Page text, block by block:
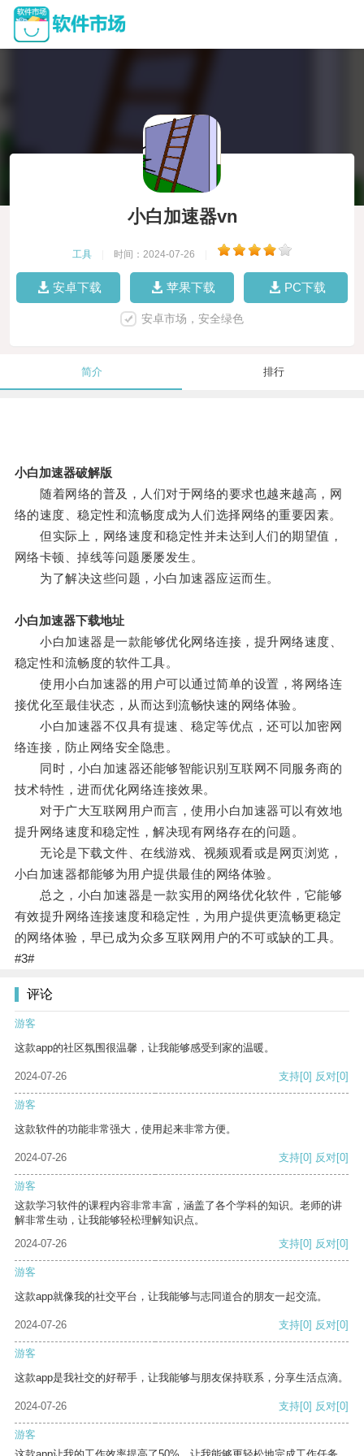
小白加速器vn
工具 时间：2024-07-26
安卓下载 苹果下载 PC下载
安卓市场，安全绿色
简介 排行
小白加速器破解版
随着网络的普及，人们对于网络的要求也越来越高，网
络的速度、稳定性和流畅度成为人们选择网络的重要因素。
但实际上，网络速度和稳定性并未达到人们的期望值，
网络卡顿、掉线等问题屡屡发生。
为了解决这些问题，小白加速器应运而生。
小白加速器下载地址
小白加速器是一款能够优化网络连接，提升网络速度、
稳定性和流畅度的软件工具。
使用小白加速器的用户可以通过简单的设置，将网络连
接优化至最佳状态，从而达到流畅快速的网络体验。
小白加速器不仅具有提速、稳定等优点，还可以加密网
络连接，防止网络安全隐患。
同时，小白加速器还能够智能识别互联网不同服务商的
技术特性，进而优化网络连接效果。
对于广大互联网用户而言，使用小白加速器可以有效地
提升网络速度和稳定性，解决现有网络存在的问题。
无论是下载文件、在线游戏、视频观看或是网页浏览，
小白加速器都能够为用户提供最佳的网络体验。
总之，小白加速器是一款实用的网络优化软件，它能够
有效提升网络连接速度和稳定性，为用户提供更流畅更稳定
的网络体验，早已成为众多互联网用户的不可或缺的工具。
#3#
评论
游客
这款app的社区氛围很温馨，让我能够感受到家的温暖。
2024-07-26 支持[0] 反对[0]
游客
这款软件的功能非常强大，使用起来非常方便。
2024-07-26 支持[0] 反对[0]
游客
这款学习软件的课程内容非常丰富，涵盖了各个学科的知识。老师的讲
解非常生动，让我能够轻松理解知识点。
2024-07-26
支持[0] 反对[0]
游客
这款app就像我的社交平台，让我能够与志同道合的朋友一起交流。
2024-07-26 支持[0] 反对[0]
游客
这款app是我社交的好帮手，让我能够与朋友保持联系，分享生活点滴。
2024-07-26 支持[0] 反对[0]
游客